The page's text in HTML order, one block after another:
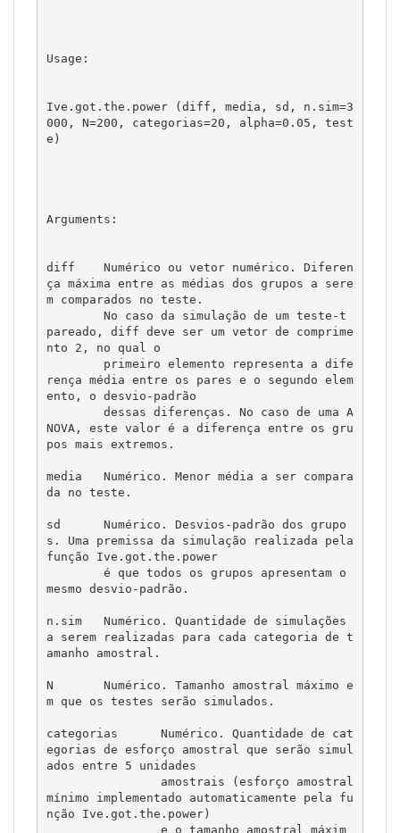
Usage:
Ive.got.the.power (diff, media, sd, n.sim=3
000, N=200, categorias=20, alpha=0.05, test
e)
Arguments:
diff	Numérico ou vetor numérico. Diferen
ça máxima entre as médias dos grupos a sere
m comparados no teste.
pareado, diff deve ser um vetor de comprime
nto 2, no qual o
rença média entre os pares e o segundo elem
ento, o desvio-padrão
NOVA, este valor é a diferença entre os gru
pos mais extremos.
media	Numérico. Menor média a ser compara
da no teste.
sd	Numérico. Desvios-padrão dos grupo
s. Uma premissa da simulação realizada pela
função Ive.got.the.power
mesmo desvio-padrão.
n.sim	Numérico. Quantidade de simulações
a serem realizadas para cada categoria de t
amanho amostral.
N	Numérico. Tamanho amostral máximo e
m que os testes serão simulados.
categorias	Numérico. Quantidade de cat
egorias de esforço amostral que serão simul
ados entre 5 unidades
mínimo implementado automaticamente pela fu
nção Ive.got.the.power)